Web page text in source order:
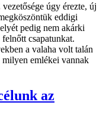
úgy érezte, új
eddigi
pedig nem akárki
csapatunkat.
a valaha volt talán
emlékei vannak
az